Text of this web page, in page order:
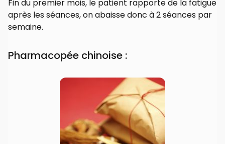
Fin du premier mois, le patient rapporte de la fatigue
après les séances, on abaisse donc à 2 séances par
semaine.
Pharmacopée chinoise :